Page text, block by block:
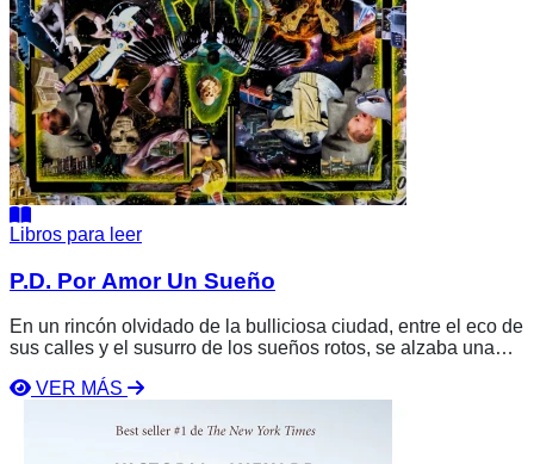
Libros para leer
P.D. Por Amor Un Sueño
En un rincón olvidado de la bulliciosa ciudad, entre el eco de
sus calles y el susurro de los sueños rotos, se alzaba una
músico atormentado por el deseo de alcanzar la cima del
por su arte y los obstáculos que la vida le imponía.
VER MÁS